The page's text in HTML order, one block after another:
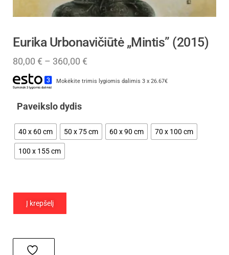
Eurika Urbonavičiūtė „Mintis” (2015)
80,00 € – 360,00 €
Mokėkite trimis lygiomis dalimis 3 x 26.67€
Paveikslo dydis
40 x 60 cm 50 x 75 cm 60 x 90 cm 70 x 100 cm
100 x 155 cm
Į krepšelį